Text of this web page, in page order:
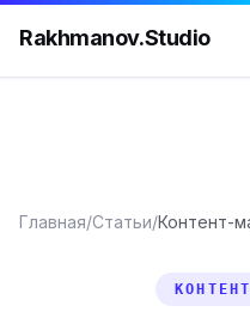
Rakhmanov.Studio
Главная/Статьи/Контент-